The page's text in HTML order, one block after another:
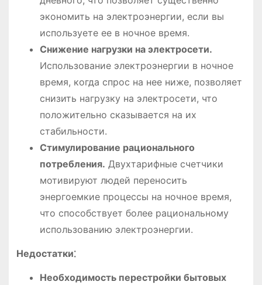
экономить на электроэнергии, если вы
используете ее в ночное время.
Снижение нагрузки на электросети.
Использование электроэнергии в ночное
время, когда спрос на нее ниже, позволяет
снизить нагрузку на электросети, что
положительно сказывается на их
стабильности.
Стимулирование рационального
потребления. Двухтарифные счетчики
мотивируют людей переносить
энергоемкие процессы на ночное время,
что способствует более рациональному
использованию электроэнергии.
Недостатки⁚
Необходимость перестройки бытовых